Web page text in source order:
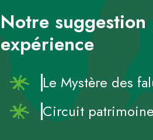
Notre
expérience
Le Mystère des
Circuit